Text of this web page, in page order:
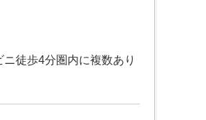
徒歩4分圏内に複数あり